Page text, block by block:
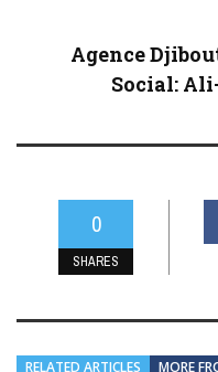
Agence
Social:
0
SHARES
RELATED ARTICLES MORE